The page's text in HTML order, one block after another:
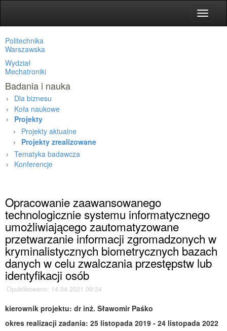
Toggle
Politechnika
Warszawska
Wydział
Mechatroniki
Badania i nauka
Dla biznesu
Koła naukowe
Projekty
Projekty aktualne
Projekty zrealizowane
Tematyka badawcza
Konferencje
Opracowanie zaawansowanego
technologicznie systemu informatycznego
umożliwiającego zautomatyzowane
przetwarzanie informacji zgromadzonych w
kryminalistycznych biometrycznych bazach
danych w celu zwalczania przestępstw lub
identyfikacji osób
Opublikowano: 14.04.2021 09:24
kierownik projektu: dr inż. Sławomir Paśko
okres realizacji zadania: 25 listopada 2019 - 24 listopada 2022